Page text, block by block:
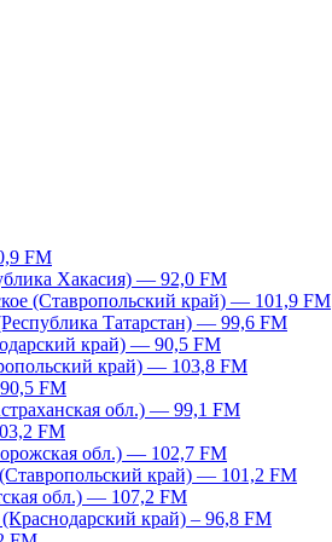
FM
Хакасия) — 92,0 FM
(Ставропольский край) — 101,9 FM
Татарстан) — 99,6 FM
край) — 90,5 FM
край) — 103,8 FM
FM
обл.) — 99,1 FM
FM
обл.) — 102,7 FM
край) — 101,2 FM
обл.) — 107,2 FM
край) – 96,8 FM